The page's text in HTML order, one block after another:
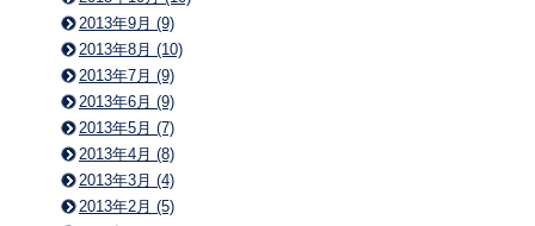
2013年9月 (9)
2013年8月 (10)
2013年7月 (9)
2013年6月 (9)
2013年5月 (7)
2013年4月 (8)
2013年3月 (4)
2013年2月 (5)